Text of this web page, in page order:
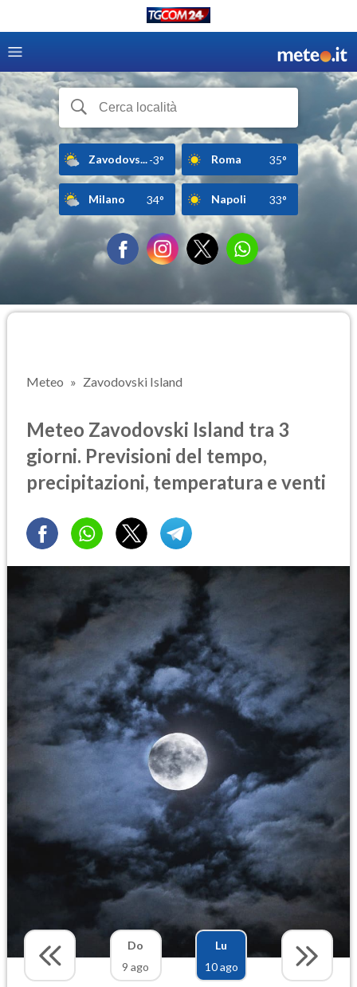
Zavodovs...-3° Roma 35°
Milano 34° Napoli 33°
Meteo Zavodovski Island
Meteo Zavodovski Island tra 3
giorni. Previsioni del tempo,
precipitazioni, temperatura e venti
Do
9 ago
Lu
10 ago